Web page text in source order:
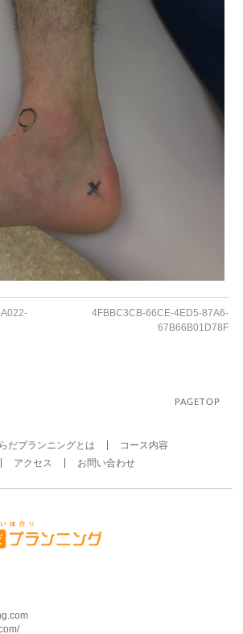
4FBBC3CB-66CE-4ED5-87A6-
67B66B01D78F
PAGETOP
だプランニングとは
コース内容
アクセス お問い合わせ